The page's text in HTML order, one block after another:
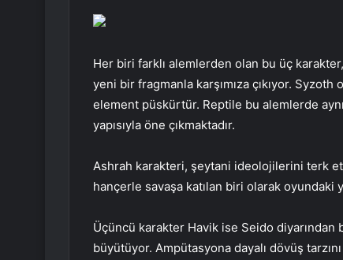
Her biri farklı alemlerden olan bu üç
yeni bir fragmanla karşımıza çıkıyor.
element püskürtür. Reptile bu alemlerde
yapısıyla öne çıkmaktadır.
Ashrah karakteri, şeytani ideolojilerini terk
hançerle savaşa katılan biri olarak
Üçüncü karakter Havik ise Seido
büyütüyor. Ampütasyona dayalı dövüş